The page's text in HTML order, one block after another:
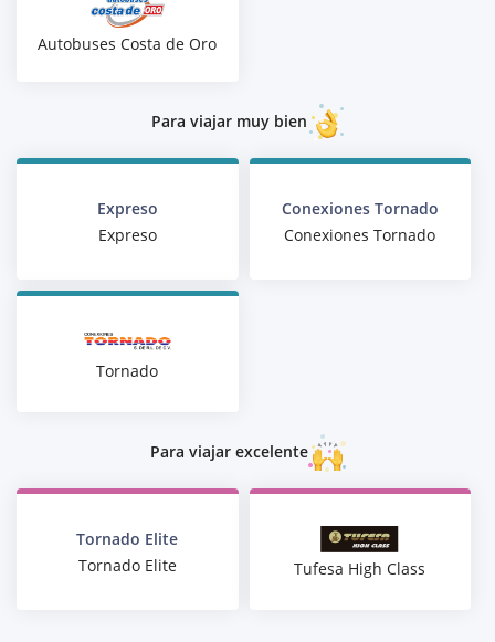
Autobuses Costa de Oro
Para viajar muy bien
Expreso
Expreso
Conexiones Tornado
Conexiones Tornado
Tornado
Para viajar excelente
Tornado Elite
Tornado Elite
Tufesa High Class